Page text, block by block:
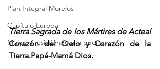
Plan Integral Morelos
Capítulo Europa
Mujeres resistiendo a la guerra
Tierra Sagrada de los Mártires de Acteal
Corazón del Cielo y Corazón de la
Tierra.Papá-Mamá Dios.